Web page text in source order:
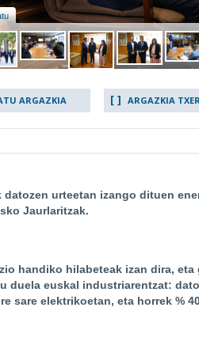
ARGAZKIA ARGAZKIA
datozen urteetan izango dituen
Jaurlaritzak.
handiko hilabeteak izan dira,
duela euskal industriarentzat:
sare elektrikoetan, eta horrek %